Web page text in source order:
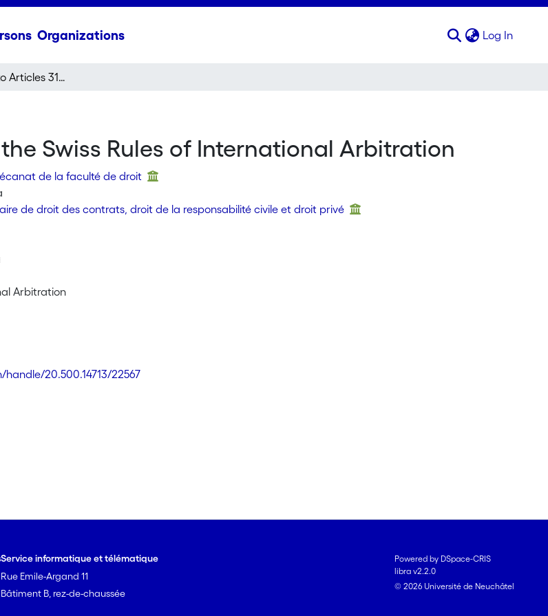
Organizations Log In
Commentary to Articles 31-33 of the Swiss Rules of International Arbitration
Swiss Rules of International Arbitration
de la faculté de droit
de droit des contrats, droit de la responsabilité civile et droit privé
Arbitration
20.500.14713/22567
Service informatique et télématique
Rue Emile-Argand 11
Bâtiment B, rez-de-chaussée
Powered by DSpace-CRIS
libra v2.2.0
© 2026 Université de Neuchâtel